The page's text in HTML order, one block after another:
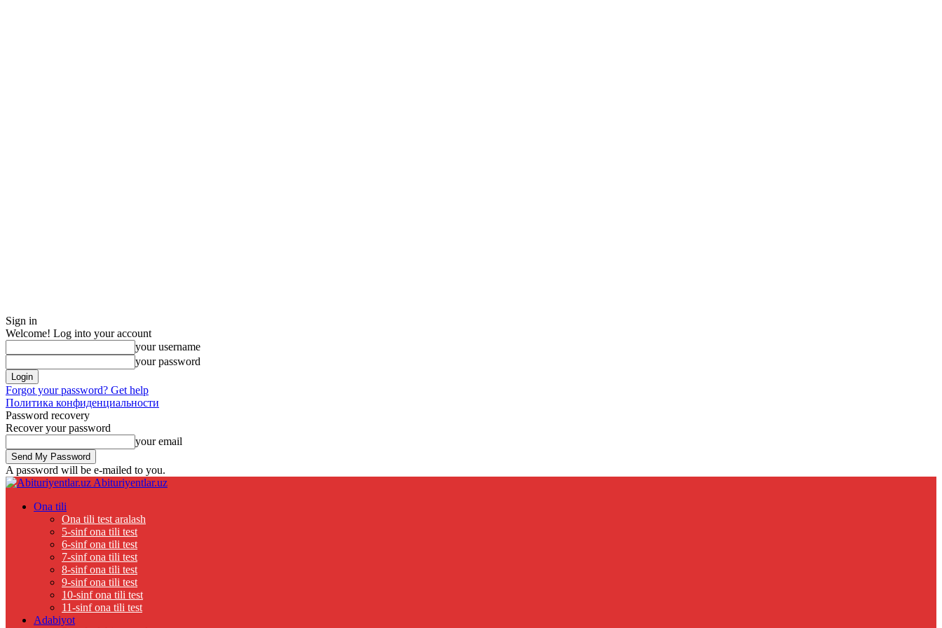
Sign in
Welcome! Log into your account
your username
your password
Forgot your password? Get help
Политика конфиденциальности
Password recovery
Recover your password
your email
A password will be e-mailed to you.
Abituriyentlar.uz
Ona tili
Ona tili test aralash
5-sinf ona tili test
6-sinf ona tili test
7-sinf ona tili test
8-sinf ona tili test
9-sinf ona tili test
10-sinf ona tili test
11-sinf ona tili test
Adabiyot